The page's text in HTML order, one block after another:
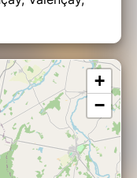
le temps) avec
+
−